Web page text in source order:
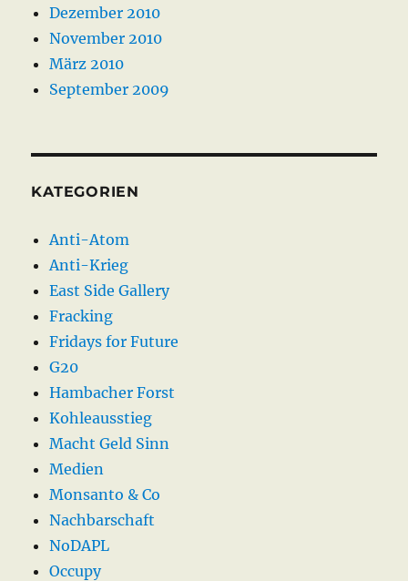
Dezember 2010
November 2010
März 2010
September 2009
KATEGORIEN
Anti-Atom
Anti-Krieg
East Side Gallery
Fracking
Fridays for Future
G20
Hambacher Forst
Kohleausstieg
Macht Geld Sinn
Medien
Monsanto & Co
Nachbarschaft
NoDAPL
Occupy